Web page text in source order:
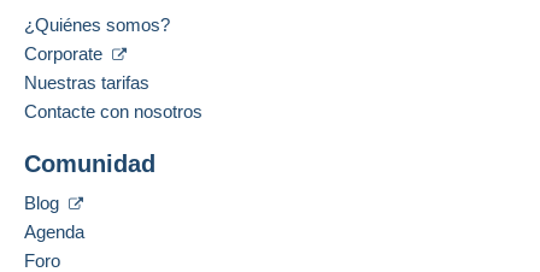
¿Quiénes somos?
Corporate
Nuestras tarifas
Contacte con nosotros
Comunidad
Blog
Agenda
Foro